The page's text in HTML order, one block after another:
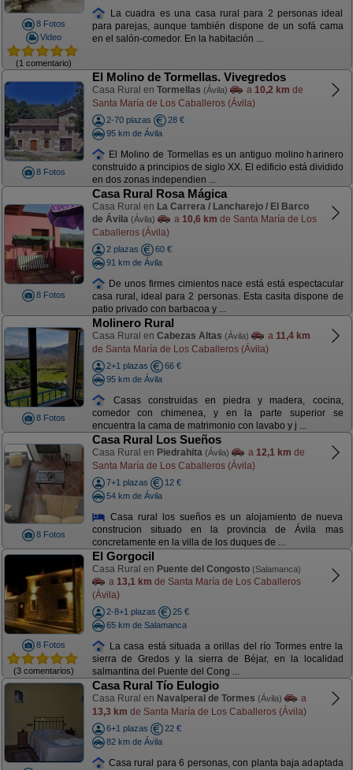
8 Fotos
Video
(1 comentario)
La cuadra es una casa rural para 2 personas ideal
para parejas, aunque también dispone de un sofá cama
en el salón-comedor. En la habitación ...
8 Fotos
El Molino de Tormellas. Vivegredos
Casa Rural en Tormellas (Ávila) a 10,2 km de
Santa María de Los Caballeros (Ávila)
2-70 plazas
28 €
95 km de Ávila
El Molino de Tormellas es un antiguo molino harinero
construido a principios de siglo XX. El edificio está dividido
en dos zonas independien ...
8 Fotos
Casa Rural Rosa Mágica
Casa Rural en La Carrera / Lancharejo / El Barco
de Ávila (Ávila) a 10,6 km de Santa María de Los
Caballeros (Ávila)
2 plazas
60 €
91 km de Ávila
De unos firmes cimientos nace está está espectacular
casa rural, ideal para 2 personas. Esta casita dispone de
patio privado con barbacoa y ...
8 Fotos
Molinero Rural
Casa Rural en Cabezas Altas (Ávila) a 11,4 km
de Santa María de Los Caballeros (Ávila)
2+1 plazas
66 €
95 km de Ávila
Casas construidas en piedra y madera, cocina,
comedor con chimenea, y en la parte superior se
encuentra la cama de matrimonio con lavabo y j ...
8 Fotos
Casa Rural Los Sueños
Casa Rural en Piedrahita (Ávila) a 12,1 km de
Santa María de Los Caballeros (Ávila)
7+1 plazas
12 €
54 km de Ávila
Casa rural los sueños es un alojamiento de nueva
construcion situado en la provincia de Ávila mas
concretamente en la villa de los duques de ...
8 Fotos
(3 comentarios)
El Gorgocil
Casa Rural en Puente del Congosto (Salamanca)
a 13,1 km de Santa María de Los Caballeros
(Ávila)
2-8+1 plazas
25 €
65 km de Salamanca
La casa está situada a orillas del río Tormes entre la
sierra de Gredos y la sierra de Béjar, en la localidad
salmantina del Puente del Cong ...
Casa Rural Tío Eulogio
Casa Rural en Navalperal de Tormes (Ávila)
a
13,3 km de Santa María de Los Caballeros (Ávila)
6+1 plazas
22 €
82 km de Ávila
Casa rural para 6 personas, con planta baja adaptada